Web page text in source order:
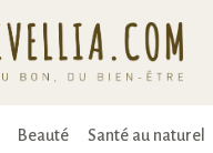
Beauté Santé au naturel